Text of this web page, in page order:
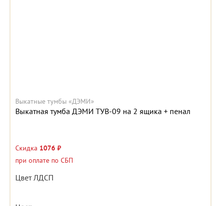
Выкатные тумбы «ДЭМИ»
Выкатная тумба ДЭМИ ТУВ-09 на 2 ящика + пенал
Скидка 1076 ₽
при оплате по СБП
Цвет ЛДСП